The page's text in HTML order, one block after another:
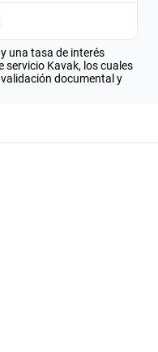
una tasa de interés
Kavak, los cuales
documental y